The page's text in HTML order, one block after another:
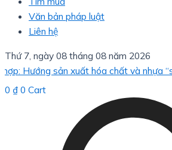
Văn bản pháp luật
Liên hệ
Thứ 7, ngày 08 tháng 08 năm 2026
sản xuất hóa chất và nhựa “sạch”
0 ₫ 0 Cart